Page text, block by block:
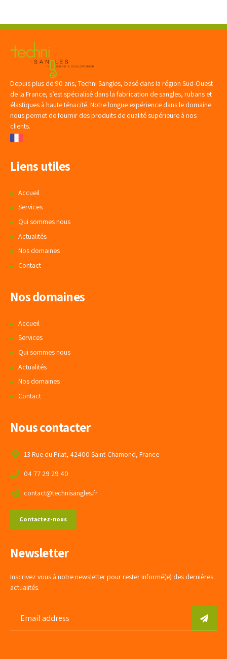
Depuis plus de 90 ans, Techni Sangles, basé dans la région Sud-Ouest
de la France, s’est spécialisé dans la fabrication de sangles, rubans et
élastiques à haute ténacité. Notre longue expérience dans le domaine
nous permet de fournir des produits de qualité supérieure à nos
clients.
Liens utiles
Accueil
Services
Qui sommes nous
Actualités
Nos domaines
Contact
Nos domaines
Accueil
Services
Qui sommes nous
Actualités
Nos domaines
Contact
Nous contacter
13 Rue du Pilat, 42400 Saint-Chamond, France
04 77 29 29 40
contact@technisangles.fr
Contactez-nous
Newsletter
Inscrivez vous à notre newsletter pour rester informé(e) des dernières
actualités.